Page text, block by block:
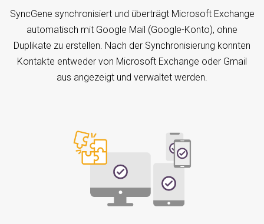
SyncGene synchronisiert und überträgt Microsoft Exchange
automatisch mit Google Mail (Google-Konto), ohne
Duplikate zu erstellen. Nach der Synchronisierung konnten
Kontakte entweder von Microsoft Exchange oder Gmail
aus angezeigt und verwaltet werden.